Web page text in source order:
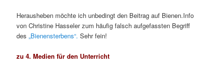
Herausheben möchte ich unbedingt den Beitrag auf Bienen.Info
von Christine Hasseler zum häufig falsch aufgefassten Begriff
des„Bienensterbens“. Sehr fein!
zu 4. Medien für den Unterricht